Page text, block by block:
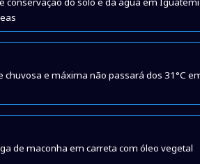
e máxima não passará dos 31°C
de maconha em carreta com óleo vegetal